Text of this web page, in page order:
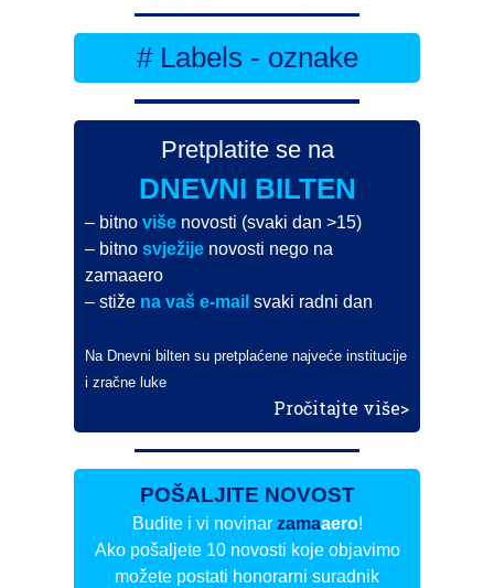
# Labels - oznake
Pretplatite se na
DNEVNI BILTEN
– bitnoviše novosti (svaki dan >15)
– bitnosvježije novosti nego na
zamaaero
– stiže na vaš e-mail svaki radni dan
Na Dnevni bilten su pretplaćene najveće institucije
i zračne luke
Pročitajte više>
POŠALJITE NOVOST
Budite i vi novinar zamaaero!
Ako pošaljete 10 novosti koje objavimo
možete postati honorarni suradnik